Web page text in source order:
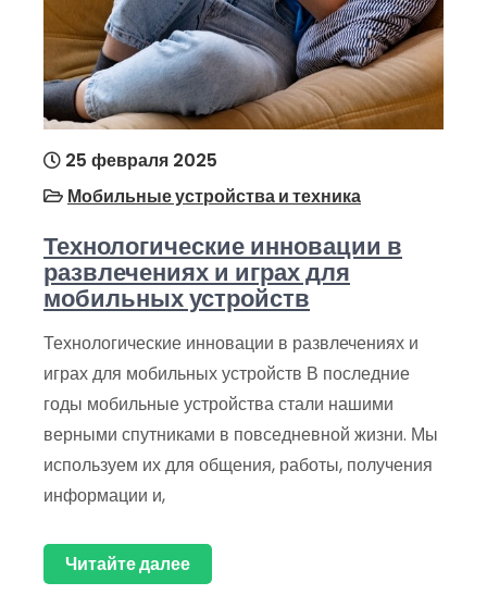
25 февраля 2025
Мобильные устройства и техника
Технологические инновации в
развлечениях и играх для
мобильных устройств
Технологические инновации в развлечениях и
играх для мобильных устройств В последние
годы мобильные устройства стали нашими
верными спутниками в повседневной жизни. Мы
используем их для общения, работы, получения
информации и,
Читайте далее